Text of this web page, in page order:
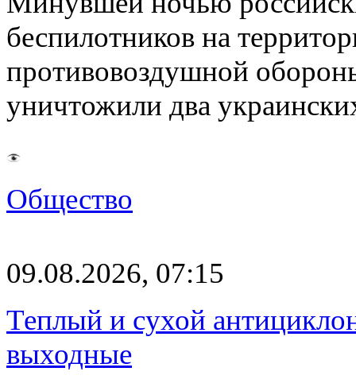
беспилотников на
противовоздушной
уничтожили два
Общество
09.08.2026, 07:15
Теплый и сухой
выходные